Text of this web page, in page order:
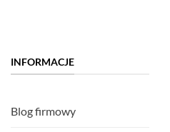
INFORMACJE
Blog firmowy